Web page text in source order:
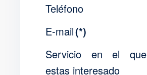
Teléfono
E-mail(*)
Servicio en el que
estas interesado